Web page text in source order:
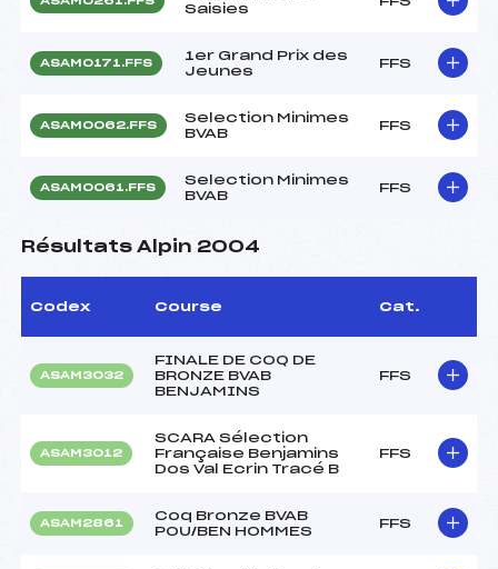
Saisies
ASAM0171.FFS
1er Grand Prix des
Jeunes
FFS
ASAM0062.FFS
Selection Minimes
BVAB
FFS
ASAM0061.FFS
Selection Minimes
BVAB
FFS
Résultats Alpin 2004
Codex Course Cat.
ASAM3032
FINALE DE COQ DE
BRONZE BVAB
BENJAMINS
FFS
ASAM3012
SCARA Sélection
Française Benjamins
Dos Val Ecrin Tracé B
FFS
ASAM2861
Coq Bronze BVAB
POU/BEN HOMMES
FFS